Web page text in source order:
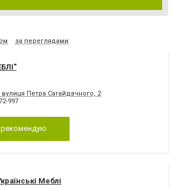
за переглядами
Петра Сагайдачного, 2
997
Меблі